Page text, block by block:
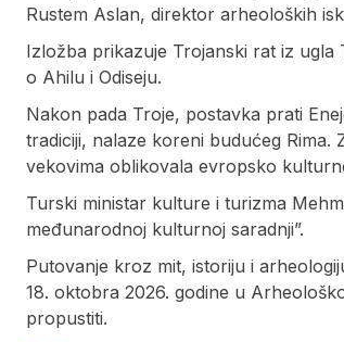
Rustem Aslan, direktor arheoloških
Izložba prikazuje Trojanski rat iz ugla
o Ahilu i Odiseju.
Nakon pada Troje, postavka prati
tradiciji, nalaze koreni budućeg Rima.
vekovima oblikovala evropsko
Turski ministar kulture i turizma
međunarodnoj kulturnoj saradnji”.
Putovanje kroz mit, istoriju i
18. oktobra 2026. godine u
propustiti.